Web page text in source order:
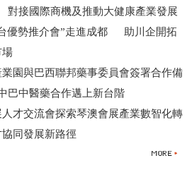
接國際商機及推動大健康產業發展
優勢推介會”走進成都 助川企開拓
場
園與巴西聯邦藥事委員會簽署合作備
中醫藥合作邁上新台階
才交流會探索琴澳會展產業數智化轉
同發展新路徑